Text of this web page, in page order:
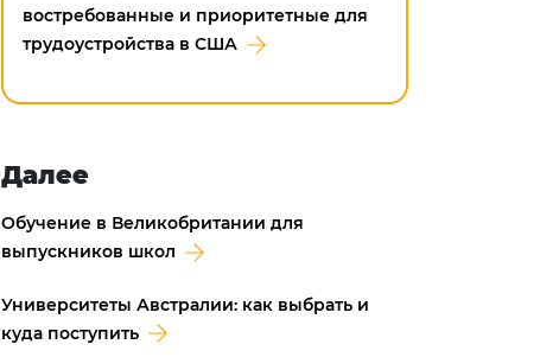
востребованные и приоритетные для
трудоустройства в США
Далее
Обучение в Великобритании для
выпускников школ
Университеты Австралии: как выбрать и
куда поступить